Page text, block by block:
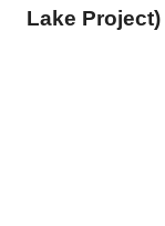
Lake Project)